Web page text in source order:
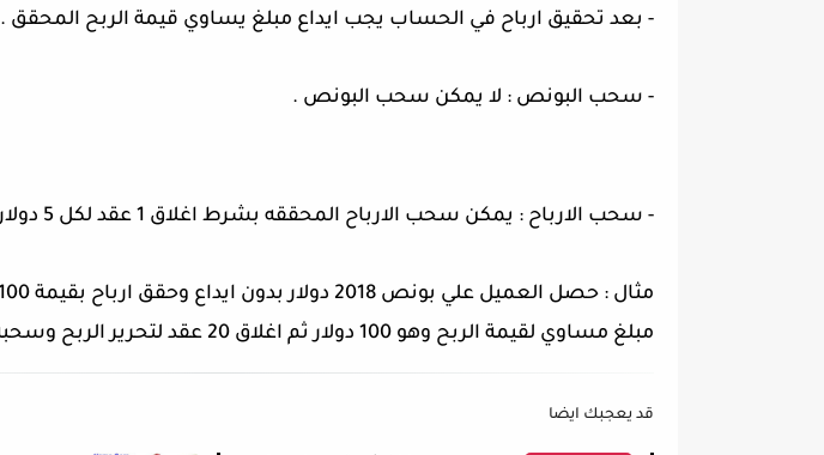
- بعد تحقيق ارباح في الحساب يجب ايداع مبلغ يساوي قيمة الربح المحقق .
- سحب البونص : لا يمكن سحب البونص .
- سحب الارباح : يمكن سحب الارباح المحققه بشرط اغلاق 1 عقد لكل 5 دولار من الارباح .
مبلغ مساوي لقيمة الربح وهو 100 دولار ثم اغلاق 20 عقد لتحرير الربح وسحبه .
قد يعجبك ايضا